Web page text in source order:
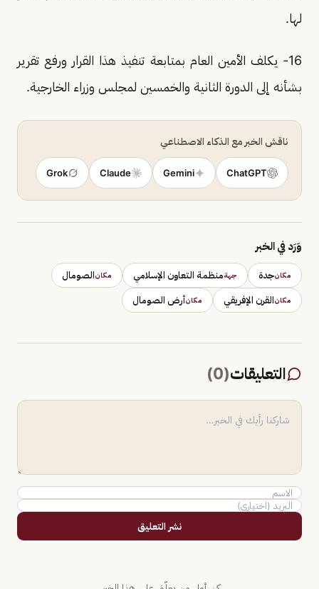
لها.
16- يكلف الأمين العام بمتابعة تنفيذ هذا القرار ورفع تقرير
بشأنه إلى الدورة الثانية والخمسين لمجلس وزراء الخارجية.
ناقش الخبر مع الذكاء الاصطناعي
ChatGPT
Gemini
Claude
Grok
وَرَد في الخبر
مكانجدة جهةمنظمة التعاون الإسلامي مكانالصومال
مكانالقرن الإفريقي مكانأرض الصومال
التعليقات(
0
)
نشر التعليق